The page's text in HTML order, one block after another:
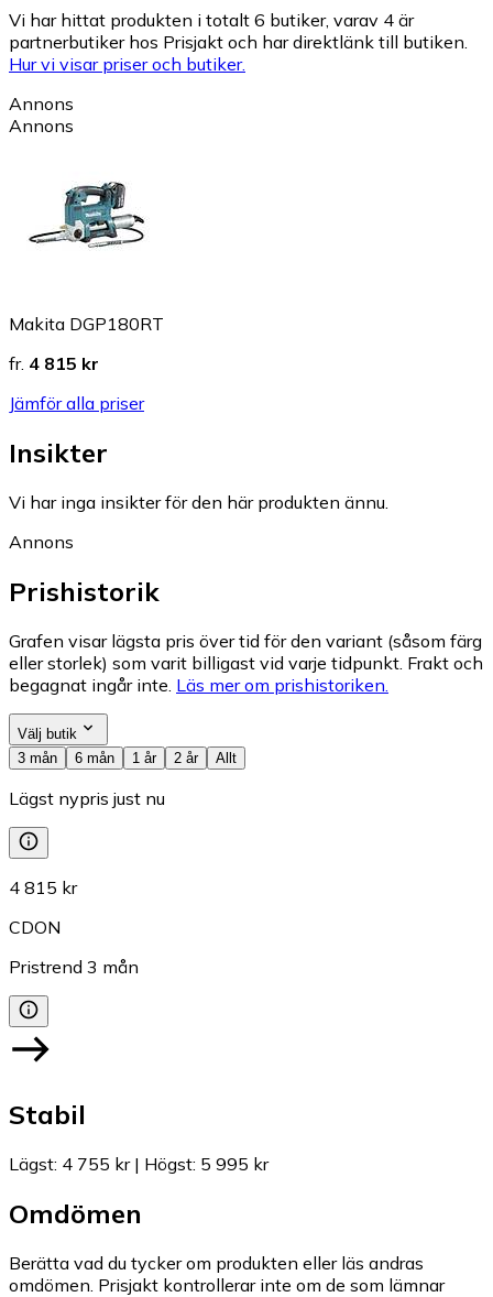
Vi har hittat produkten i totalt 6 butiker, varav 4 är
partnerbutiker hos Prisjakt och har direktlänk till butiken.
Hur vi visar priser och butiker.
Annons
Annons
Makita DGP180RT
fr. 4 815 kr
Jämför alla priser
Insikter
Vi har inga insikter för den här produkten ännu.
Annons
Prishistorik
Grafen visar lägsta pris över tid för den variant (såsom färg
eller storlek) som varit billigast vid varje tidpunkt. Frakt och
begagnat ingår inte. Läs mer om prishistoriken.
Välj butik
3 mån
6 mån 1 år 2 år Allt
Lägst nypris just nu
4 815 kr
CDON
Pristrend 3 mån
Stabil
Lägst: 4 755 kr| Högst: 5 995 kr
Omdömen
Berätta vad du tycker om produkten eller läs andras
omdömen. Prisjakt kontrollerar inte om de som lämnar